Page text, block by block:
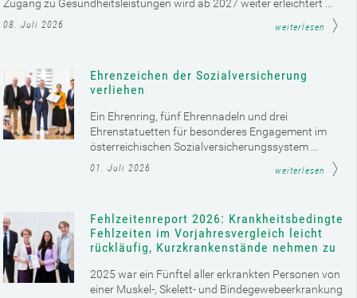
Zugang zu Gesundheitsleistungen wird ab 2027 weiter erleichtert ...
08. Juli 2026 weiterlesen
Ehrenzeichen der Sozialversicherung
verliehen
Ein Ehrenring, fünf Ehrennadeln und drei
Ehrenstatuetten für besonderes Engagement im
österreichischen Sozialversicherungssystem ...
01. Juli 2026 weiterlesen
Fehlzeitenreport 2026: Krankheitsbedingte
Fehlzeiten im Vorjahresvergleich leicht
rückläufig, Kurzkrankenstände nehmen zu
2025 war ein Fünftel aller erkrankten Personen von
einer Muskel-, Skelett- und Bindegewebeerkrankung